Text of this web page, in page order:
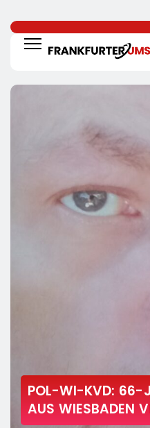
POL-WI-KVD: 66-
AUS WIESBADEN